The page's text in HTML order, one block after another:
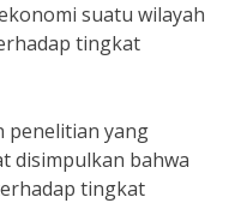
suatu wilayah
tingkat
penelitian yang
disimpulkan bahwa
tingkat